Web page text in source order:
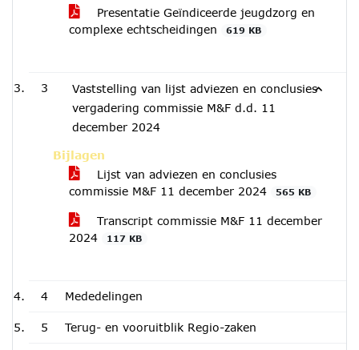
Presentatie Geïndiceerde jeugdzorg en
complexe echtscheidingen
619 KB
3
Vaststelling van lijst adviezen en conclusies
vergadering commissie M&F d.d. 11
december 2024
Bijlagen
Lijst van adviezen en conclusies
commissie M&F 11 december 2024
565 KB
Transcript commissie M&F 11 december
2024
117 KB
4 Mededelingen
5 Terug- en vooruitblik Regio-zaken